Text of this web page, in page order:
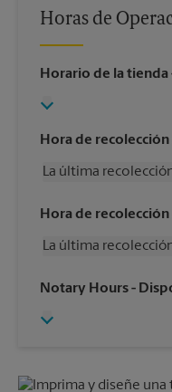
Horas de
Horario de la tienda
Hora de recolección
La última
Miércoles
5:30
Viernes
5:30
Domingo
Sin
Hora de recolección
La última
Miércoles
5:30
Viernes
Lunes
5:30
Notary Hours-